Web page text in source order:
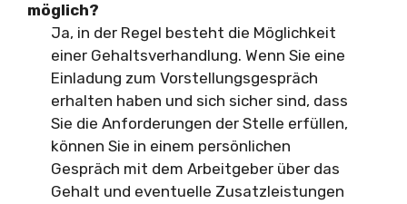
möglich?
Ja, in der Regel besteht die Möglichkeit
einer Gehaltsverhandlung. Wenn Sie eine
Einladung zum Vorstellungsgespräch
erhalten haben und sich sicher sind, dass
Sie die Anforderungen der Stelle erfüllen,
können Sie in einem persönlichen
Gespräch mit dem Arbeitgeber über das
Gehalt und eventuelle Zusatzleistungen